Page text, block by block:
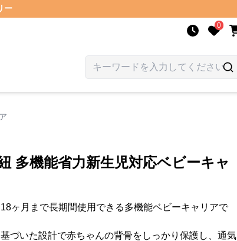
ー
0
多機能省力新生児対応ベビーキャ
ヶ月まで長期間使用できる多機能ベビーキャリアで
づいた設計で赤ちゃんの背骨をしっかり保護し、通気